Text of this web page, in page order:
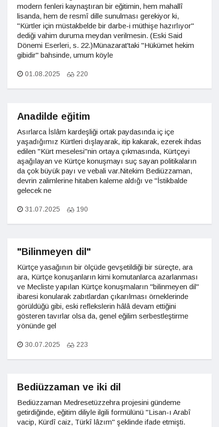
modern fenleri kaynaştıran bir eğitimin, hem mahallî
lisanda, hem de resmî dille sunulması gerekiyor ki,
"Kürtler için müstakbelde bir darbe-i müthişe hazırlıyor"
dediği vahim duruma meydan verilmesin. (Eski Said
Dönemi Eserleri, s. 22.)Münazarat'taki "Hükümet hekim
gibidir" bahsinde, umum köyle
01.08.2025 220
Anadilde eğitim
Asırlarca İslâm kardeşliği ortak paydasında iç içe
yaşadığımız Kürtleri dışlayarak, itip kakarak, ezerek ihdas
edilen "Kürt meselesi"nin ortaya çıkmasında, Kürtçeyi
aşağılayan ve Kürtçe konuşmayı suç sayan politikaların
da çok büyük payı ve vebali var.Nitekim Bediüzzaman,
devrin zalimlerine hitaben kaleme aldığı ve "İstikbalde
gelecek ne
31.07.2025 190
"Bilinmeyen dil"
Kürtçe yasağının bir ölçüde gevşetildiği bir süreçte, ara
ara, Kürtçe konuşanların kimi komutanlarca azarlanması
ve Mecliste yapılan Kürtçe konuşmaların "bilinmeyen dil"
ibaresi konularak zabıtlardan çıkarılması örneklerinde
görüldüğü gibi, eski reflekslerin hâlâ devam ettiğini
gösteren tavırlar olsa da, genel eğilim serbestleştirme
yönünde gel
30.07.2025 223
Bediüzzaman ve iki dil
Bediüzzaman Medresetüzzehra projesini gündeme
getirdiğinde, eğitim diliyle ilgili formülünü "Lisan-ı Arabî
vacip, Kürdî caiz, Türkî lâzım" şeklinde ifade etmişti.